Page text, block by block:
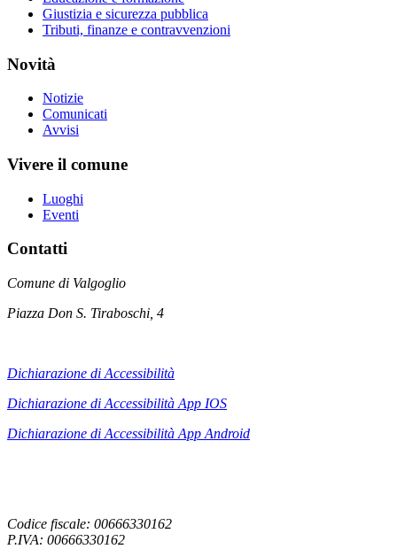
Giustizia e sicurezza pubblica
Tributi, finanze e contravvenzioni
Novità
Notizie
Comunicati
Avvisi
Vivere il comune
Luoghi
Eventi
Contatti
Comune di Valgoglio
Piazza Don S. Tiraboschi, 4
Dichiarazione di Accessibilità
Dichiarazione di Accessibilità App IOS
Dichiarazione di Accessibilità App Android
Codice fiscale: 00666330162
P.IVA: 00666330162